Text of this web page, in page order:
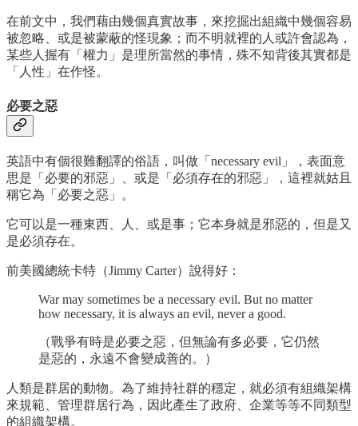
在前文中，我們藉由幾個真實故事，來挖掘出組織中幾個容易
被忽略、或是被蒙蔽的怪現象；而不明就裡的人或許會認為，
某些人握有「權力」是理所當然的事情，殊不知背後其實都是
「人性」在作怪。
必要之惡
英語中有個很難翻譯的俗語，叫做「necessary evil」，表面意
思是「必要的邪惡」、或是「必須存在的邪惡」，這裡就姑且
稱它為「必要之惡」。
它可以是一種東西、人、或是事；它本身就是邪惡的，但是又
是必須存在。
前美國總統卡特（Jimmy Carter）說得好：
War may sometimes be a necessary evil. But no matter
how necessary, it is always an evil, never a good.
（戰爭有時是必要之惡，但無論有多必要，它仍然
是惡的，永遠不會變成善的。）
人類是群居的動物。為了維持社群的穩定，就必須有組織架構
來規範、管理群居行為，因此產生了政府、企業等等不同類型
的組織架構。